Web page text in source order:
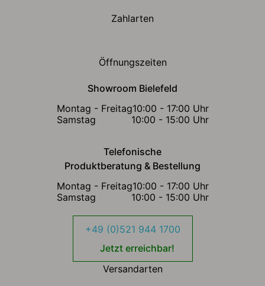
Zahlarten
Öffnungszeiten
Showroom Bielefeld
Montag - Freitag10:00 - 17:00 Uhr
Samstag
10:00 - 15:00 Uhr
Telefonische
Produktberatung & Bestellung
Montag - Freitag10:00 - 17:00 Uhr
Samstag
10:00 - 15:00 Uhr
+49 (0)521 944 1700
Jetzt erreichbar!
Versandarten